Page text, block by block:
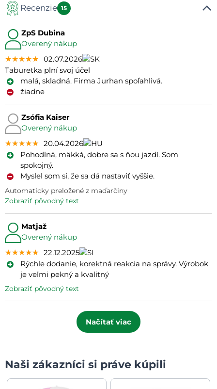
Manuál
Recenzie 15
ZpS Dubina
Overený nákup
★★★★★
★★★★★
★★★★★ 02.07.2026
Taburetka plní svoj účel
malá, skladná. Firma Jurhan spoľahlivá.
žiadne
Zsófia Kaiser
Overený nákup
★★★★★
★★★★★
★★★★★ 20.04.2026
Pohodlná, mäkká, dobre sa s ňou jazdí. Som
spokojný.
Myslel som si, že sa dá nastaviť vyššie.
Automaticky preložené z maďarčiny
zobraziť pôvodný text
Matjaž
Overený nákup
★★★★★
★★★★★
★★★★★ 22.12.2025
Rýchle dodanie, korektná reakcia na správy. Výrobok
je veľmi pekný a kvalitný
zobraziť pôvodný text
Načítať viac
Naši zákazníci si práve kúpili